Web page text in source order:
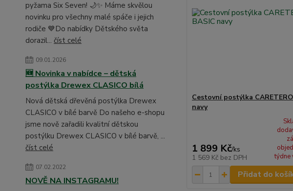
pyžama Six Seven! 🌙✨ Máme skvělou
novinku pro všechny malé spáče i jejich
rodiče 💙Do nabídky Dětského světa
dorazil... číst celé
09.01.2026
🆕 Novinka v nabídce – dětská
postýlka Drewex CLASICO bílá
Nová dětská dřevěná postýlka Drewex
CLASICO v bílé barvě Do našeho e-shopu
jsme nově zařadili kvalitní dětskou
postýlku Drewex CLASICO v bílé barvě, ...
číst celé
07.02.2022
NOVĚ NA INSTAGRAMU!
Cestovní postýlka
navy
1 899 Kč/ks
1 569 Kč bez DPH
týdne
Přidat do